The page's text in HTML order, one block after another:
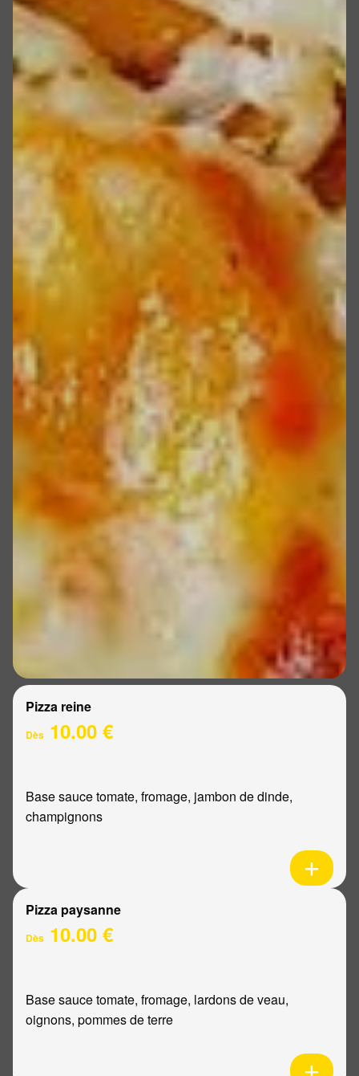
Pizza reine
Dès 10.00 €
Base sauce tomate, fromage, jambon de dinde,
champignons
Pizza paysanne
Dès 10.00 €
Base sauce tomate, fromage, lardons de veau,
oignons, pommes de terre